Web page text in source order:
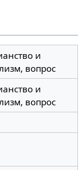
и
вопрос
и
вопрос